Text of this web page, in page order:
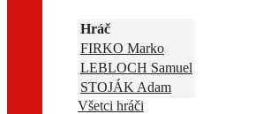
Hráč
FIRKO Marko
LEBLOCH Samuel
STOJÁK Adam
Všetci hráči